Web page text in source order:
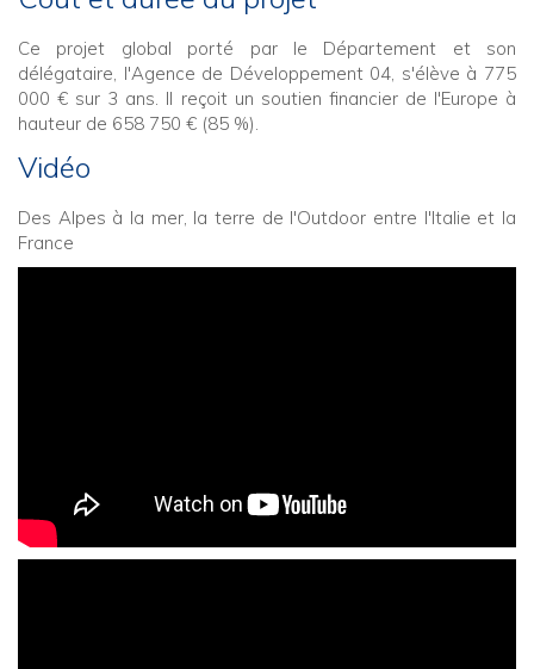
Ce projet global porté par le Département et son
délégataire, l'Agence de Développement 04, s'élève à 775
000 € sur 3 ans. Il reçoit un soutien financier de l'Europe à
hauteur de 658 750 € (85 %).
Vidéo
Des Alpes à la mer, la terre de l'Outdoor entre l'Italie et la
France